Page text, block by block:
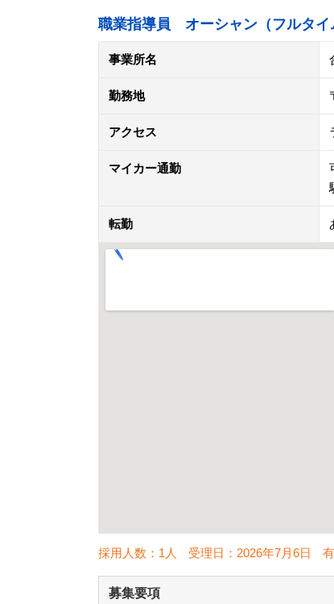
職業指導員 オーシャン（フルタイ
事業所名
勤務地
アクセス
マイカー通勤
転勤
採用人数：1人 受理日： 2026年7月6日
募集要項